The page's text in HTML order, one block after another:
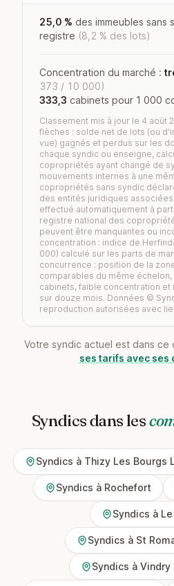
25,0 % des immeubles sans
registre (8,2 % des lots)
Concentration du marché :
373 / 10 000)
333,3 cabinets pour 1 000
Classement mis à jour le 4 août
flèches : solde net de lots (ou
vue) gagnés et perdus sur les
chaque syndic ou enseigne,
copropriétés ayant changé de
mouvements internes à une
copropriétés sans syndic
des entités juridiques
effectué automatiquement à
registre national des
peuvent être manquantes ou
concentration : indice de
000) calculé sur les parts de
concurrence : position de la
comparables du même
cabinets, faible concentration et
sur douze mois. Données ©
reproduction autorisées avec
Votre syndic actuel est dans ce
ses tarifs avec ses
Syndics dans les
Syndics à Thizy Les Bourgs
Syndics à Rochefort
Syndics à
Syndics à St
Syndics à Vindry